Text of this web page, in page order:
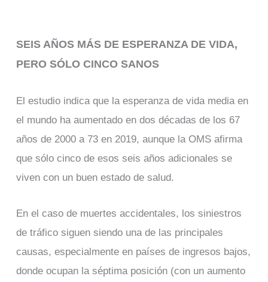
SEIS AÑOS MÁS DE ESPERANZA DE VIDA,
PERO SÓLO CINCO SANOS
El estudio indica que la esperanza de vida media en
el mundo ha aumentado en dos décadas de los 67
años de 2000 a 73 en 2019, aunque la OMS afirma
que sólo cinco de esos seis años adicionales se
viven con un buen estado de salud.
En el caso de muertes accidentales, los siniestros
de tráfico siguen siendo una de las principales
causas, especialmente en países de ingresos bajos,
donde ocupan la séptima posición (con un aumento